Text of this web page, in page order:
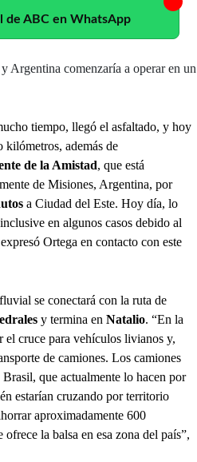
de ABC en WhatsApp
Argentina comenzaría a operar en un
tiempo, llegó el asfaltado, y hoy
kilómetros, además de
de la Amistad, que está
de Misiones, Argentina, por
a Ciudad del Este. Hoy día, lo
en algunos casos debido al
Ortega en contacto con este
se conectará con la ruta de
y termina en Natalio. “En la
el cruce para vehículos livianos y,
de camiones. Los camiones
que actualmente lo hacen por
estarían cruzando por territorio
aproximadamente 600
la balsa en esa zona del país”,